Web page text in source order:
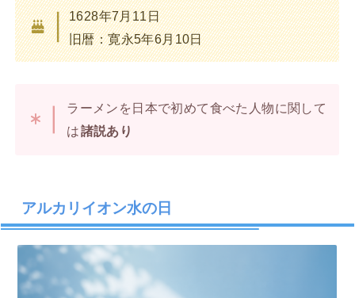
1628年7月11日
旧暦：寛永5年6月10日
ラーメンを日本で初めて食べた人物に関して
は諸説あり
アルカリイオン水の日